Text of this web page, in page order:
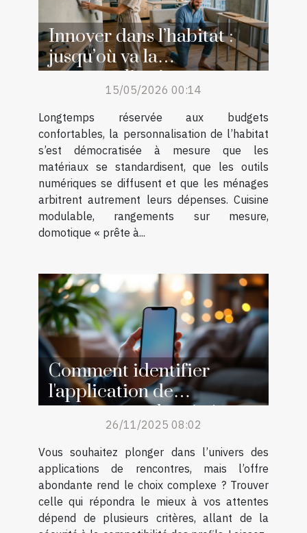
Innover dans l’habitat :
jusqu’où va la
personnalisation
accessible15/05/2026 00:14
Longtemps réservée aux budgets
confortables, la personnalisation de l’habitat
s’est démocratisée à mesure que les
matériaux se standardisent, que les outils
numériques se diffusent et que les ménages
arbitrent autrement leurs dépenses. Cuisine
modulable, rangements sur mesure,
domotique « prête à...
Comment identifier
l'application de
rencontres adaptée à vos
attentes ?26/11/2025 08:02
Vous souhaitez plonger dans l’univers des
applications de rencontres, mais l’offre
abondante rend le choix complexe ? Trouver
celle qui répondra le mieux à vos attentes
dépend de plusieurs critères, allant de la